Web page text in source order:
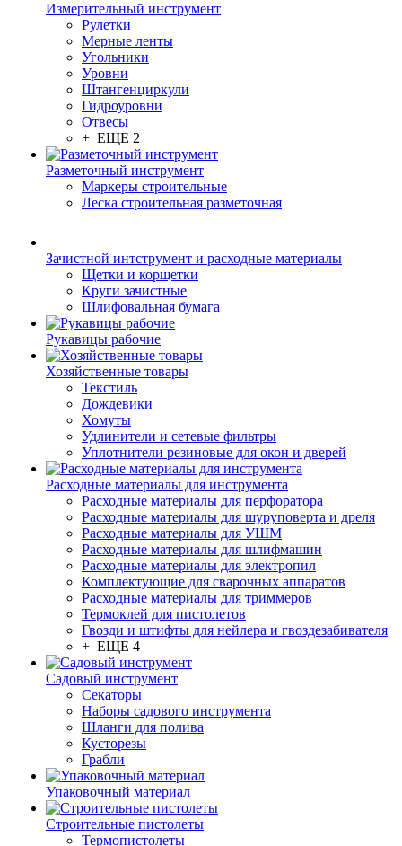
Измерительный инструмент
Рулетки
Мерные ленты
Угольники
Уровни
Штангенциркули
Гидроуровни
Отвесы
+ ЕЩЕ 2
Разметочный инструмент
Маркеры строительные
Леска строительная разметочная
Зачистной интструмент и расходные материалы
Щетки и корщетки
Круги зачистные
Шлифовальная бумага
Рукавицы рабочие
Хозяйственные товары
Текстиль
Дождевики
Хомуты
Удлинители и сетевые фильтры
Уплотнители резиновые для окон и дверей
Расходные материалы для инструмента
Расходные материалы для перфоратора
Расходные материалы для шуруповерта и дреля
Расходные материалы для УШМ
Расходные материалы для шлифмашин
Расходные материалы для электропил
Комплектующие для сварочных аппаратов
Расходные материалы для триммеров
Термоклей для пистолетов
Гвозди и штифты для нейлера и гвоздезабивателя
+ ЕЩЕ 4
Садовый инструмент
Секаторы
Наборы садового инструмента
Шланги для полива
Кусторезы
Грабли
Упаковочный материал
Строительные пистолеты
Термопистолеты